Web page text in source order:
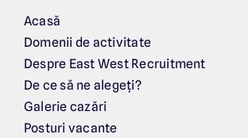
Acasă
Domenii de activitate
Despre East West Recruitment
De ce să ne alegeți?
Galerie cazări
Posturi vacante